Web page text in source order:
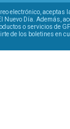
electrónico, aceptas
Nuevo Día. Además,
o servicios de
de los boletines en